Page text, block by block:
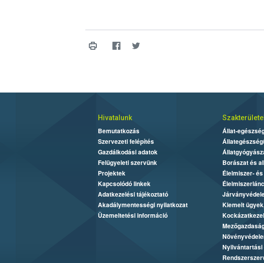
Hivatalunk
Bemutatkozás
Szervezeti felépítés
Gazdálkodási adatok
Felügyeleti szervünk
Projektek
Kapcsolódó linkek
Adatkezelési tájékoztató
Akadálymentességi nyilatkozat
Üzemeltetési információ
Állat-
Borászat és
Élelmiszer-
Kiemelt
Nyilvántartási